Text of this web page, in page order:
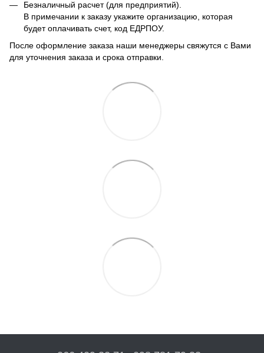
Безналичный расчет (для предприятий).
В примечании к заказу укажите организацию, которая
будет оплачивать счет, код ЕДРПОУ.
После оформление заказа наши менеджеры свяжутся с Вами
для уточнения заказа и срока отправки.